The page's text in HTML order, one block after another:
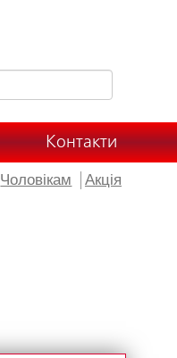
Контакти
Чоловікам Акція